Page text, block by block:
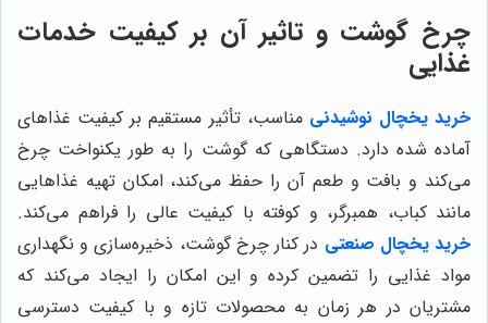
چرخ گوشت و تاثیر آن بر کیفیت خدمات
غذایی
خرید یخچال نوشیدنی مناسب، تأثیر مستقیم بر کیفیت غذاهای
آماده شده دارد. دستگاهی که گوشت را به طور یکنواخت چرخ
می‌کند و بافت و طعم آن را حفظ می‌کند، امکان تهیه غذاهایی
مانند کباب، همبرگر، و کوفته با کیفیت عالی را فراهم می‌کند.
خرید یخچال صنعتی در کنار چرخ گوشت، ذخیره‌سازی و نگهداری
مواد غذایی را تضمین کرده و این امکان را ایجاد می‌کند که
مشتریان در هر زمان به محصولات تازه و با کیفیت دسترسی